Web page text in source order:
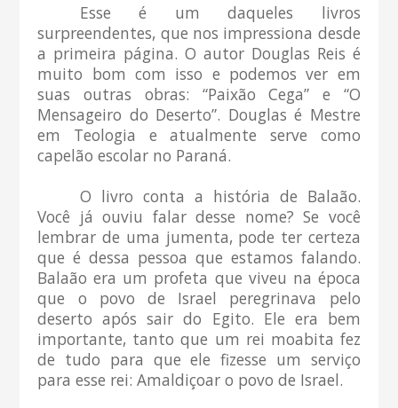
Esse é um daqueles livros
surpreendentes, que nos impressiona desde
a primeira página. O autor Douglas Reis é
muito bom com isso e podemos ver em
suas outras obras: “Paixão Cega” e “O
Mensageiro do Deserto”. Douglas é Mestre
em Teologia e atualmente serve como
capelão escolar no Paraná.
O livro conta a história de Balaão.
Você já ouviu falar desse nome? Se você
lembrar de uma jumenta, pode ter certeza
que é dessa pessoa que estamos falando.
Balaão era um profeta que viveu na época
que o povo de Israel peregrinava pelo
deserto após sair do Egito. Ele era bem
importante, tanto que um rei moabita fez
de tudo para que ele fizesse um serviço
para esse rei: Amaldiçoar o povo de Israel.